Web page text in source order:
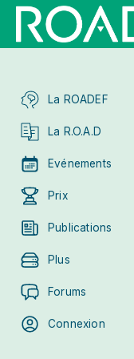
La ROADEF
La R.O.A.D
Evénements
Prix
Publications
Plus
Forums
Connexion